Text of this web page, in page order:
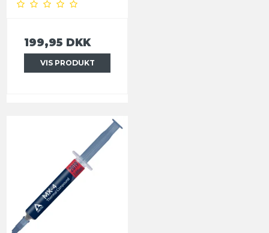
199,95 DKK
VIS PRODUKT